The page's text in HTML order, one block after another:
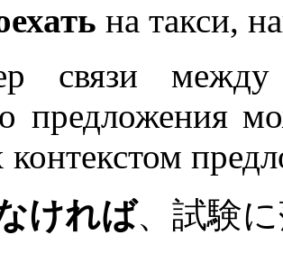
на такси,
связи
предложения
контекстом
ければ、試験